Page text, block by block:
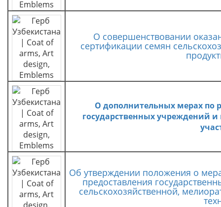
О совершенствовании
сертификации семян
О дополнительных мерах по
государственных учреждений
Об утверждении положения о
предоставления
сельскохозяйственной,